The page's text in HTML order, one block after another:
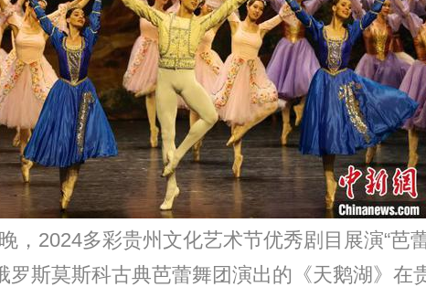
2024多彩贵州文化艺术节优秀剧目展演“芭
罗斯莫斯科古典芭蕾舞团演出的《天鹅湖》在